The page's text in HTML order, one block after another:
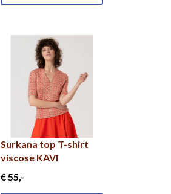
Surkana top T-shirt
viscose KAVI
€ 55 ,-